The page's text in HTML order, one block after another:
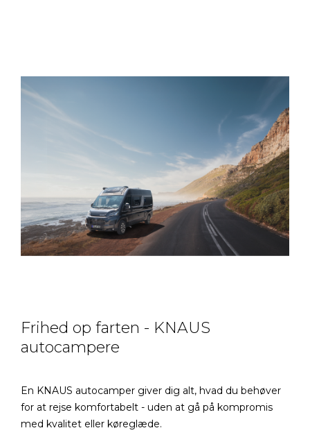
Frihed op farten - KNAUS
autocampere
En KNAUS autocamper giver dig alt, hvad du behøver
for at rejse komfortabelt - uden at gå på kompromis
med kvalitet eller køreglæde.